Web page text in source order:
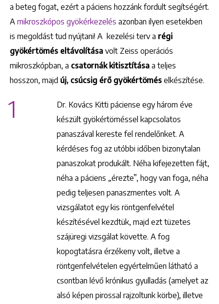
a beteg fogat, ezért a páciens hozzánk fordult segítségért.
A mikroszkópos gyökérkezelés azonban ilyen esetekben
is megoldást tud nyújtani! A kezelési terv a régi
gyökértömés eltávolítása volt Zeiss operációs
mikroszkópban, a csatornák kitisztítása a teljes
hosszon, majd új, csúcsig érő gyökértömés elkészítése.
1
Dr. Kovács Kitti páciense egy három éve
készült gyökértöméssel kapcsolatos
panaszával kereste fel rendelőnket. A
kérdéses fog az utóbbi időben bizonytalan
panaszokat produkált. Néha kifejezetten fájt,
néha a páciens „érezte”, hogy van foga, néha
pedig teljesen panaszmentes volt. A
vizsgálatot egy kis röntgenfelvétel
készítésével kezdtük, majd ezt tüzetes
szájüregi vizsgálat követte. A fog
kopogtatásra érzékeny volt, illetve a
röntgenfelvételen egyértelműen látható a
csontban lévő krónikus gyulladás (amelyet az
alsó képen pirossal rajzoltunk körbe), illetve